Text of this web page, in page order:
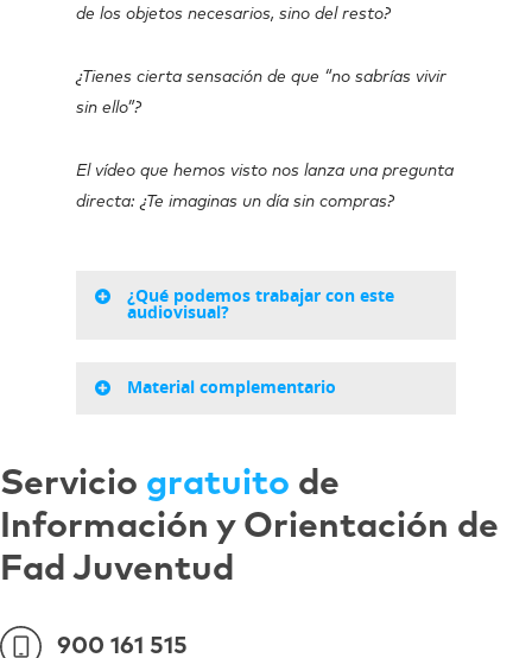
de los objetos necesarios, sino del resto?
¿Tienes cierta sensación de que “no sabrías vivir
sin ello”?
El vídeo que hemos visto nos lanza una pregunta
directa: ¿Te imaginas un día sin compras?
¿Qué podemos trabajar con este
audiovisual?
Material complementario
Servicio gratuito de
Información y Orientación de
Fad Juventud
900 161 515